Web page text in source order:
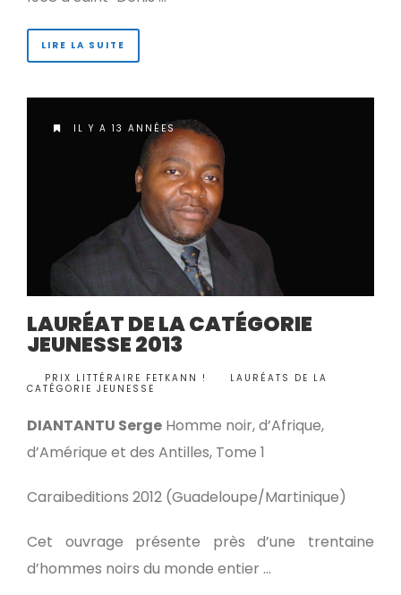
LIRE LA SUITE
IL Y A 13 ANNÉES
LAURÉAT DE LA CATÉGORIE
JEUNESSE 2013
PRIX LITTÉRAIRE FETKANN !
LAURÉATS DE LA
CATÉGORIE JEUNESSE
DIANTANTU Serge Homme noir, d’Afrique,
d’Amérique et des Antilles, Tome 1
Caraibeditions 2012 (Guadeloupe/Martinique)
Cet ouvrage présente près d’une trentaine
d’hommes noirs du monde entier …